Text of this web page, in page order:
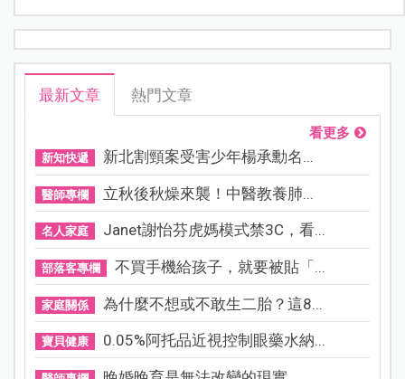
最新文章 熱門文章
看更多
新知快遞 新北割頸案受害少年楊承勳名...
醫師專欄 立秋後秋燥來襲！中醫教養肺...
名人家庭 Janet謝怡芬虎媽模式禁3C，看...
部落客專欄 不買手機給孩子，就要被貼「...
家庭關係 為什麼不想或不敢生二胎？這8...
寶貝健康 0.05%阿托品近視控制眼藥水納...